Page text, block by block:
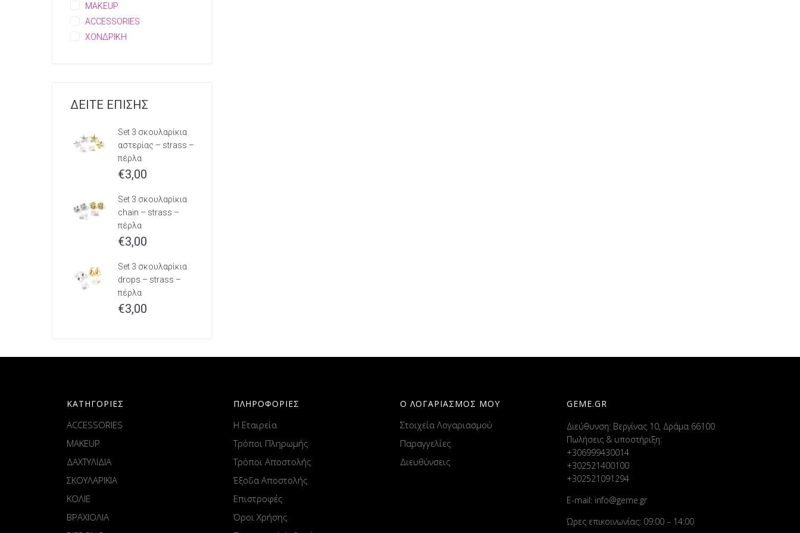
MAKEUP
ACCESSORIES
ΧΟΝΔΡΙΚΗ
ΔΕΙΤΕ ΕΠΙΣΗΣ
Set 3 σκουλαρίκια
αστερίας – strass –
πέρλα
€3,00
Set 3 σκουλαρίκια
chain – strass –
πέρλα
€3,00
Set 3 σκουλαρίκια
drops – strass –
πέρλα
€3,00
ΚΑΤΗΓΟΡΙΕΣ
ACCESSORIES
MAKEUP
ΔΑΧΤΥΛΙΔΙΑ
ΣΚΟΥΛΑΡΙΚΙΑ
ΚΟΛΙΕ
ΒΡΑΧΙΟΛΙΑ
ΠΛΗΡΟΦΟΡΙΕΣ
Η Εταιρεία
Τρόποι Πληρωμής
Τρόποι Αποστολής
Έξοδα Αποστολής
Επιστροφές
Όροι Χρήσης
Ο ΛΟΓΑΡΙΑΣΜΟΣ ΜΟΥ
Στοιχεία Λογαριασμού
Παραγγελίες
Διευθύνσεις
GEME.GR
Διεύθυνση: Βεργίνας 10, Δράμα 66100
Πωλήσεις & υποστήριξη:
+306999430014
+302521400100
+302521091294
E-mail: info@geme.gr
Ώρες επικοινωνίας: 09:00 – 14:00